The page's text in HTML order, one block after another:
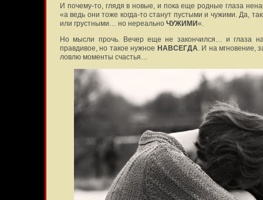
И почему-то, глядя в новые, и пока еще родные глаза
«а ведь они тоже когда-то станут пустыми и чужими. Да,
или грустными… но нереально ЧУЖИМИ«.
Но мысли прочь. Вечер еще не закончился… и глаза
правдивое, но такое нужное НАВСЕГДА. И на мгновение,
ловлю моменты счастья…